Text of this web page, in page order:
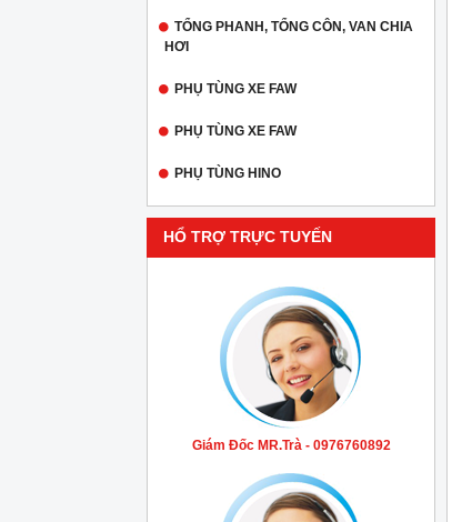
TỔNG PHANH, TỔNG CÔN, VAN CHIA
HƠI
PHỤ TÙNG XE FAW
PHỤ TÙNG XE FAW
PHỤ TÙNG HINO
HỔ TRỢ TRỰC TUYẾN
Giám Đốc MR.Trà - 0976760892